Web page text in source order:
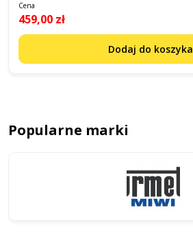
Cena
459,00 zł
Dodaj do koszyka
Popularne marki